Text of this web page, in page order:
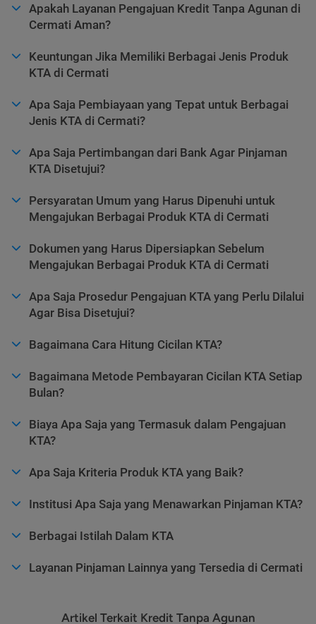
Apakah Layanan Pengajuan Kredit Tanpa Agunan di
Cermati Aman?
Keuntungan Jika Memiliki Berbagai Jenis Produk
KTA di Cermati
Apa Saja Pembiayaan yang Tepat untuk Berbagai
Jenis KTA di Cermati?
Apa Saja Pertimbangan dari Bank Agar Pinjaman
KTA Disetujui?
Persyaratan Umum yang Harus Dipenuhi untuk
Mengajukan Berbagai Produk KTA di Cermati
Dokumen yang Harus Dipersiapkan Sebelum
Mengajukan Berbagai Produk KTA di Cermati
Apa Saja Prosedur Pengajuan KTA yang Perlu Dilalui
Agar Bisa Disetujui?
Bagaimana Cara Hitung Cicilan KTA?
Bagaimana Metode Pembayaran Cicilan KTA Setiap
Bulan?
Biaya Apa Saja yang Termasuk dalam Pengajuan
KTA?
Apa Saja Kriteria Produk KTA yang Baik?
Institusi Apa Saja yang Menawarkan Pinjaman KTA?
Berbagai Istilah Dalam KTA
Layanan Pinjaman Lainnya yang Tersedia di Cermati
Artikel Terkait Kredit Tanpa Agunan